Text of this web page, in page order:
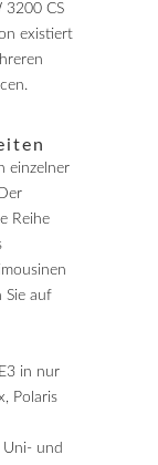
3200 CS
existiert
einzelner
Reihe
Sie auf
in nur
Polaris
Uni- und